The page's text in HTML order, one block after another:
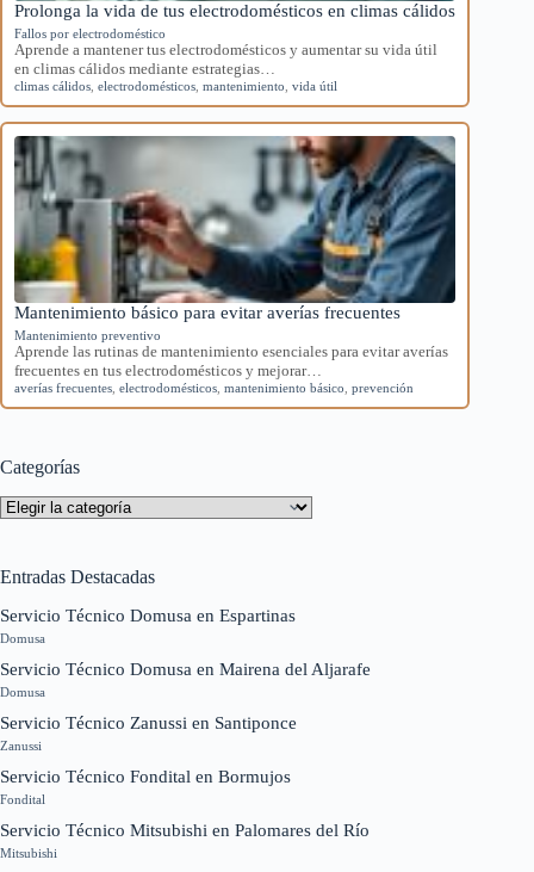
Prolonga la vida de tus electrodomésticos en climas cálidos
Fallos por electrodoméstico
Aprende a mantener tus electrodomésticos y aumentar su vida útil
en climas cálidos mediante estrategias…
climas cálidos electrodomésticos mantenimiento vida útil
Mantenimiento básico para evitar averías frecuentes
Mantenimiento preventivo
Aprende las rutinas de mantenimiento esenciales para evitar averías
frecuentes en tus electrodomésticos y mejorar…
averías frecuentes electrodomésticos mantenimiento básico prevención
Categorías
Categorías
Entradas Destacadas
Servicio Técnico Domusa en Espartinas
Domusa
Servicio Técnico Domusa en Mairena del Aljarafe
Domusa
Servicio Técnico Zanussi en Santiponce
Zanussi
Servicio Técnico Fondital en Bormujos
Fondital
Servicio Técnico Mitsubishi en Palomares del Río
Mitsubishi